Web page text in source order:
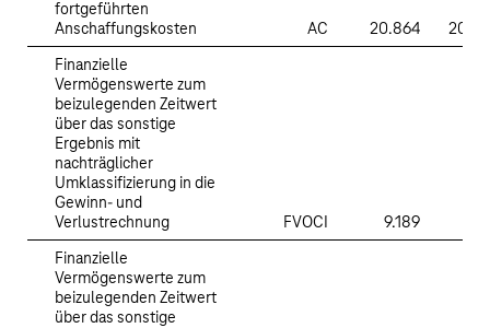
fortgeführten
Anschaffungskosten
AC 20.864
Finanzielle
Vermögenswerte zum
beizulegenden Zeitwert
über das sonstige
Ergebnis mit
nachträglicher
Umklassifizierung in die
Gewinn- und
Verlustrechnung
FVOCI 9.189
Finanzielle
Vermögenswerte zum
beizulegenden Zeitwert
über das sonstige